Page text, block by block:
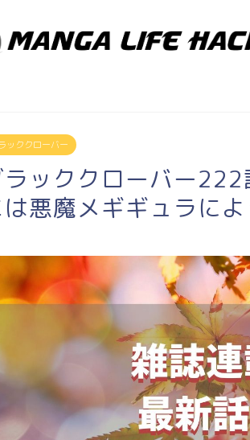
ッククローバー
ラッククローバー
は悪魔メギギュラに